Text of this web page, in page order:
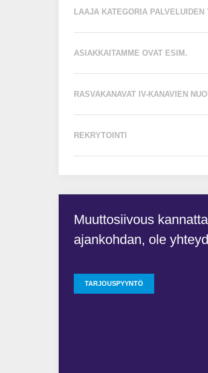
LAAJA KATEGORIA PALVELUIDEN
ASIAKKAITAMME OVAT ESIM.
RASVAKANAVAT IV-KANAVIEN
REKRYTOINTI
Muuttosiivous
ajankohdan, ole
TARJOUSPYYNTÖ